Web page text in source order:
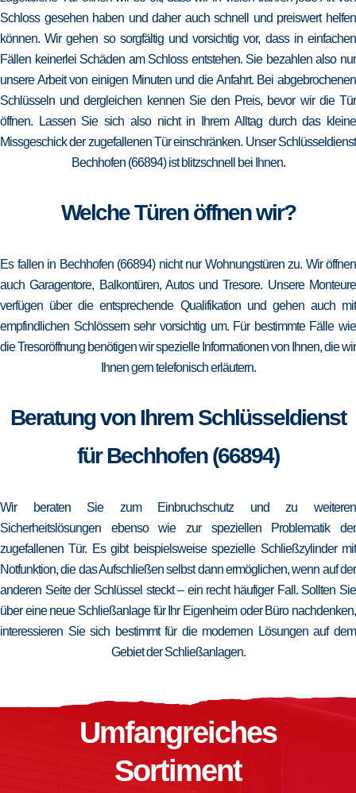
Schloss gesehen haben und daher auch schnell und preiswert helfen
können. Wir gehen so sorgfältig und vorsichtig vor, dass in einfachen
Fällen keinerlei Schäden am Schloss entstehen. Sie bezahlen also nur
unsere Arbeit von einigen Minuten und die Anfahrt. Bei abgebrochenen
Schlüsseln und dergleichen kennen Sie den Preis, bevor wir die Tür
öffnen. Lassen Sie sich also nicht in Ihrem Alltag durch das kleine
Missgeschick der zugefallenen Tür einschränken. Unser Schlüsseldienst
Bechhofen (66894) ist blitzschnell bei Ihnen.
Welche Türen öffnen wir?
Es fallen in Bechhofen (66894) nicht nur Wohnungstüren zu. Wir öffnen
auch Garagentore, Balkontüren, Autos und Tresore. Unsere Monteure
verfügen über die entsprechende Qualifikation und gehen auch mit
empfindlichen Schlössern sehr vorsichtig um. Für bestimmte Fälle wie
die Tresoröffnung benötigen wir spezielle Informationen von Ihnen, die wir
Ihnen gern telefonisch erläutern.
Beratung von Ihrem Schlüsseldienst
für Bechhofen (66894)
Wir beraten Sie zum Einbruchschutz und zu weiteren
Sicherheitslösungen ebenso wie zur speziellen Problematik der
zugefallenen Tür. Es gibt beispielsweise spezielle Schließzylinder mit
Notfunktion, die das Aufschließen selbst dann ermöglichen, wenn auf der
anderen Seite der Schlüssel steckt – ein recht häufiger Fall. Sollten Sie
über eine neue Schließanlage für Ihr Eigenheim oder Büro nachdenken,
interessieren Sie sich bestimmt für die modernen Lösungen auf dem
Gebiet der Schließanlagen.
Umfangreiches
Sortiment